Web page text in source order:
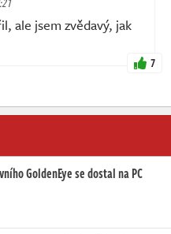
ale jsem zvědavý, jak
7
GoldenEye se dostal na PC